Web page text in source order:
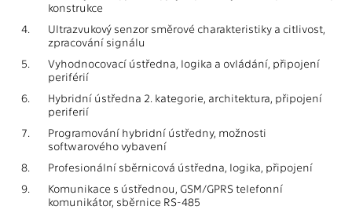
konstrukce
4.
Ultrazvukový senzor směrové charakteristiky a citlivost,
zpracování signálu
5.
Vyhodnocovací ústředna, logika a ovládání, připojení
periférií
6.
Hybridní ústředna 2. kategorie, architektura, připojení
periferií
7.
Programování hybridní ústředny, možnosti
softwarového vybavení
8.
Profesionální sběrnicová ústředna, logika, připojení
9.
Komunikace s ústřednou, GSM/GPRS telefonní
komunikátor, sběrnice RS-485